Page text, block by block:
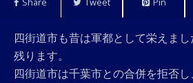
四街道市も昔は軍都として栄えまし
残ります。
四街道市は千葉市との合併を拒否